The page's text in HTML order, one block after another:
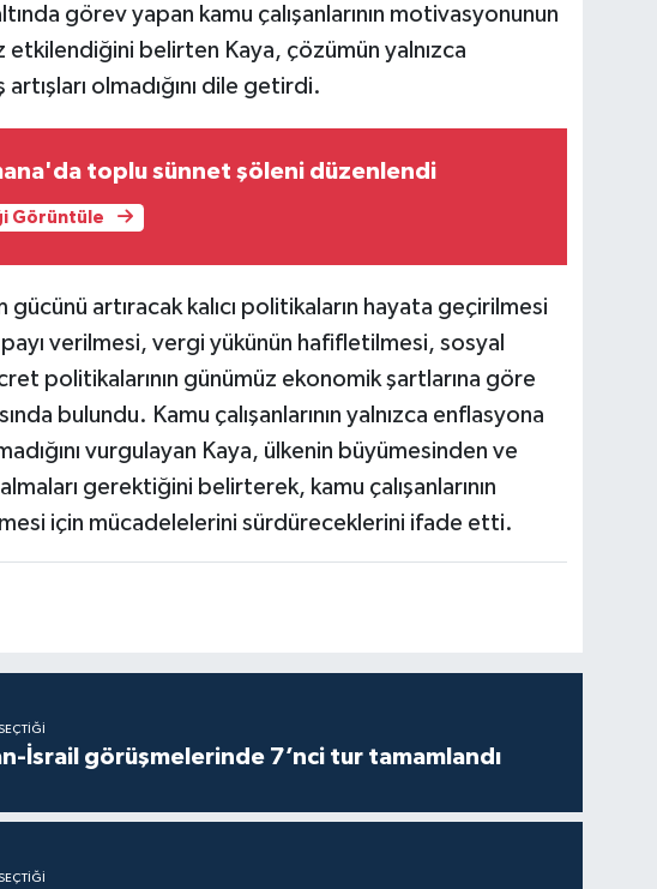
görev yapan kamu çalışanlarının motivasyonunun
etkilendiğini belirten Kaya, çözümün yalnızca
artışları olmadığını dile getirdi.
toplu sünnet şöleni düzenlendi
Görüntüle
gücünü artıracak kalıcı politikaların hayata geçirilmesi
verilmesi, vergi yükünün hafifletilmesi, sosyal
politikalarının günümüz ekonomik şartlarına göre
bulundu. Kamu çalışanlarının yalnızca enflasyona
vurgulayan Kaya, ülkenin büyümesinden ve
gerektiğini belirterek, kamu çalışanlarının
için mücadelelerini sürdüreceklerini ifade etti.
İsrail görüşmelerinde 7’nci tur tamamlandı